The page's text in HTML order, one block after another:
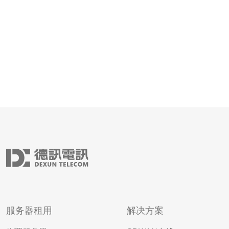
服务器租用 解决方案